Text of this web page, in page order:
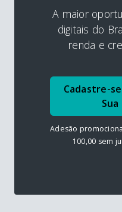
A maior
digitais do
renda e
Cadastre-
Adesão
100,00 sem